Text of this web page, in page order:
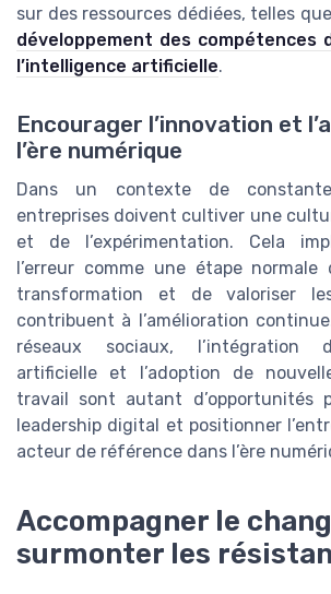
sur des ressources dédiées, telles
développement des compétences
l’intelligence artificielle.
Encourager l’innovation et
l’ère numérique
Dans un contexte de
entreprises doivent cultiver une
et de l’expérimentation. Cela
l’erreur comme une étape
transformation et de valoriser
contribuent à l’amélioration
réseaux sociaux, l’intégration
artificielle et l’adoption de
travail sont autant d’opportunités
leadership digital et positionner
acteur de référence dans l’ère
Accompagner le
surmonter les